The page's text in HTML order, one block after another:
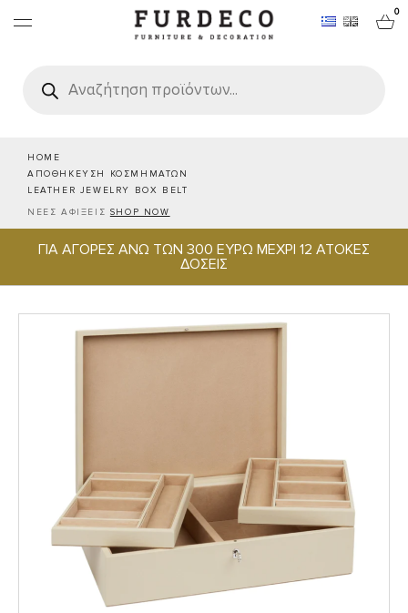
0
search
HOME
ΑΠΟΘΗΚΕΥΣΗ ΚΟΣΜΗΜΑΤΩΝ
LEATHER JEWELRY BOX BELT
ΝΕΕΣ ΑΦΙΞΕΙΣ SHOP NOW
ΓΙΑ ΑΓΟΡΕΣ ΑΝΩ ΤΩΝ 300 ΕΥΡΩ ΜΕΧΡΙ 12 ΑΤΟΚΕΣ
ΔΟΣΕΙΣ
ΕΠΙΠΛΑ
ΧΑΛΙΑ
ΕΙΔΗ ΣΕΡΒΙΡΙΣΜΑΤΟΣ & ΦΙΛΟΞΕΝΙΑΣ